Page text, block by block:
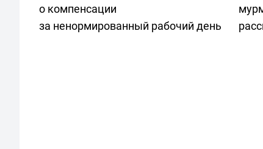
о компенсации
за ненормированный рабочий день